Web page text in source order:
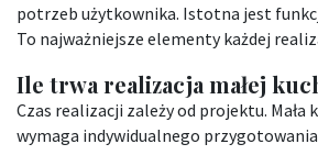
potrzeb użytkownika. Istotna jest
To najważniejsze elementy każdej
Ile trwa realizacja małej
Czas realizacji zależy od projektu. Mała
wymaga indywidualnego